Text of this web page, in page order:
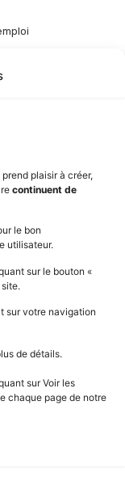
prend plaisir à créer,
continuent de
le bon
utilisateur.
sur le bouton «
sur votre navigation
de détails.
sur Voir les
chaque page de notre
légales